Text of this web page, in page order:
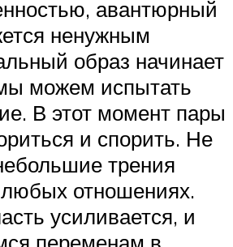
авантюрный
ненужным
образ начинает
можем испытать
В этот момент пары
и спорить. Не
трения
отношениях.
усиливается, и